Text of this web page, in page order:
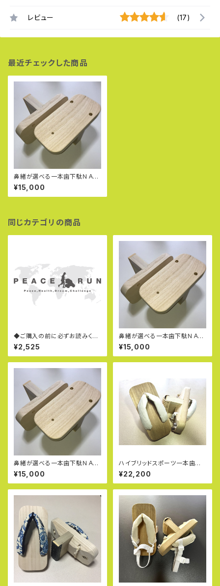
レビュー (17)
最近チェックした商品
鼻緒が選べる一本歯下駄ＮＡＮ
ＴＡＮ：ナンタン（Ｌ）
¥15,000
同じカテゴリの商品
◆ご購入の前に必ずお読みくだ
さい◆
¥2,525
鼻緒が選べる一本歯下駄ＮＡＮ
ＴＡＮ：ナンタン（Ｍ）
¥15,000
鼻緒が選べる一本歯下駄ＮＡＮ
ＴＡＮ：ナンタン（Ｓ）
¥15,000
ハイブリッドスポーツ一本歯下
駄ＯＴＧ－２（ホワイトモデル：極
太鼻緒・耐摩耗保護ゴム付き）
¥22,200